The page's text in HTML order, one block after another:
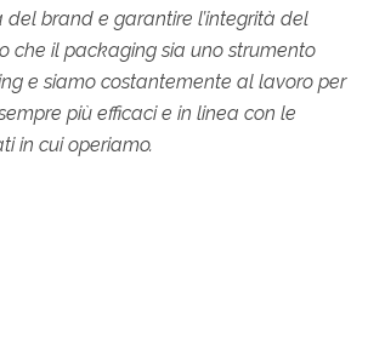
del brand e garantire l’integrità del
che il packaging sia uno strumento
e siamo costantemente al lavoro per
più efficaci e in linea con le
in cui operiamo.